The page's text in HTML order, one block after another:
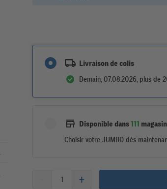
Livraison de colis
Demain, 07.08.2026, plus de
Disponible dans111
Choisir votre JUMBO dès